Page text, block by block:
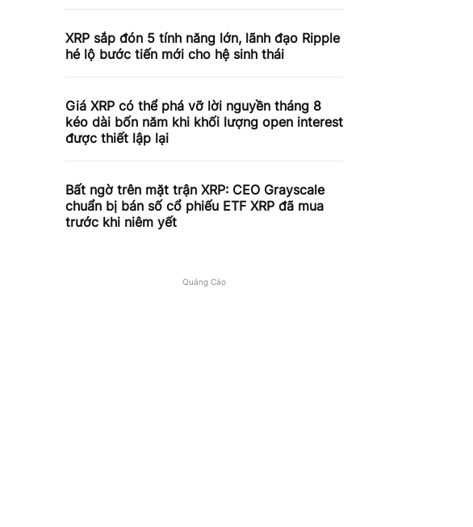
XRP sắp đón 5 tính năng lớn, lãnh đạo Ripple
hé lộ bước tiến mới cho hệ sinh thái
Giá XRP có thể phá vỡ lời nguyền tháng 8
kéo dài bốn năm khi khối lượng open interest
được thiết lập lại
Bất ngờ trên mặt trận XRP: CEO Grayscale
chuẩn bị bán số cổ phiếu ETF XRP đã mua
trước khi niêm yết
Quảng Cáo